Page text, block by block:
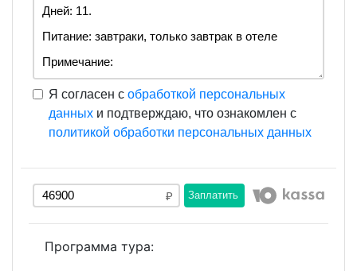
Я согласен с обработкой персональных
данных и подтверждаю, что ознакомлен с
политикой обработки персональных данных
Заплатить
Программа тура: